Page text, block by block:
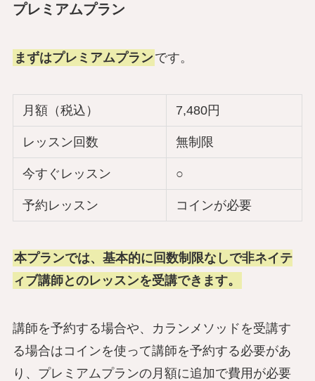
プレミアムプラン
まずはプレミアムプラン です。
月額（税込） 7,480円
レッスン回数 無制限
今すぐレッスン ○
予約レッスン コインが必要
本プランでは、基本的に回数制限なしで非ネイテ
ィブ講師とのレッスンを受講できます。
講師を予約する場合や、カランメソッドを受講す
る場合はコインを使って講師を予約する必要があ
り、プレミアムプランの月額に追加で費用が必要